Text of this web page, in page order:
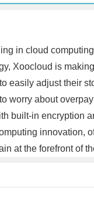
in cloud
Xoocloud is
easily adjust their
worry about
built-in encryption
innovation,
at the forefront of